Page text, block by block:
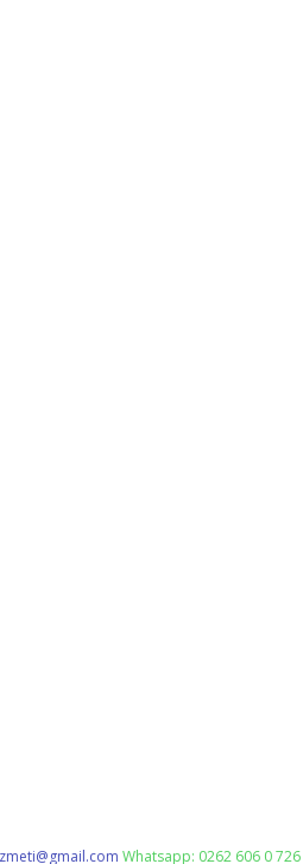
Whatsapp: 0262 606 0 726